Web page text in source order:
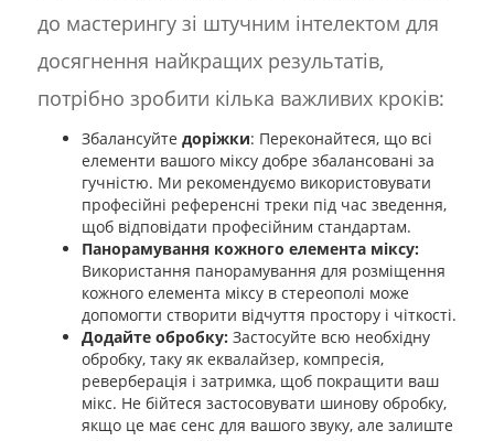
до мастерингу зі штучним інтелектом для
досягнення найкращих результатів,
потрібно зробити кілька важливих кроків:
Збалансуйте доріжки: Переконайтеся, що всі
елементи вашого міксу добре збалансовані за
гучністю. Ми рекомендуємо використовувати
професійні референсні треки під час зведення,
щоб відповідати професійним стандартам.
Панорамування кожного елемента міксу:
Використання панорамування для розміщення
кожного елемента міксу в стереополі може
допомогти створити відчуття простору і чіткості.
Додайте обробку: Застосуйте всю необхідну
обробку, таку як еквалайзер, компресія,
реверберація і затримка, щоб покращити ваш
мікс. Не бійтеся застосовувати шинову обробку,
якщо це має сенс для вашого звуку, але залиште